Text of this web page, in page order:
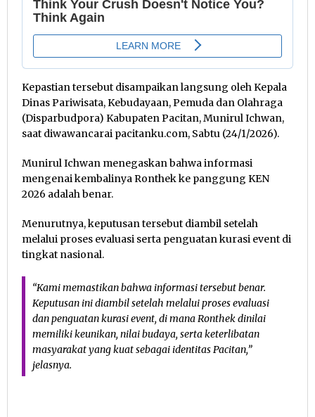
Kepastian tersebut disampaikan langsung oleh Kepala
Dinas Pariwisata, Kebudayaan, Pemuda dan Olahraga
(Disparbudpora) Kabupaten Pacitan, Munirul Ichwan,
saat diwawancarai pacitanku.com, Sabtu (24/1/2026).
Munirul Ichwan menegaskan bahwa informasi
mengenai kembalinya Ronthek ke panggung KEN
2026 adalah benar.
Menurutnya, keputusan tersebut diambil setelah
melalui proses evaluasi serta penguatan kurasi event di
tingkat nasional.
“Kami memastikan bahwa informasi tersebut benar.
Keputusan ini diambil setelah melalui proses evaluasi
dan penguatan kurasi event, di mana Ronthek dinilai
memiliki keunikan, nilai budaya, serta keterlibatan
masyarakat yang kuat sebagai identitas Pacitan,”
jelasnya.